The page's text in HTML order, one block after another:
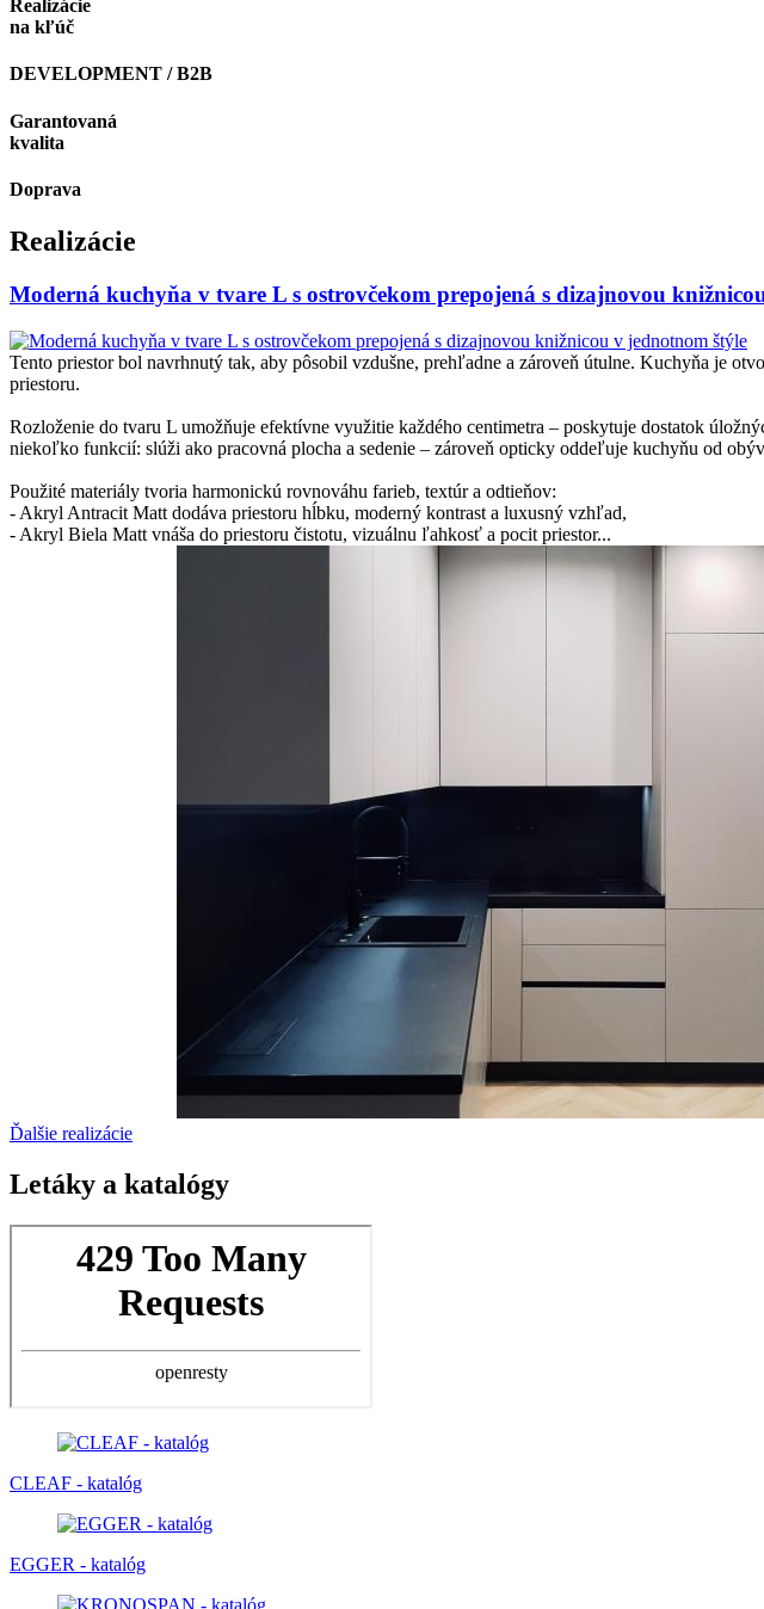
Realizácie
na kľúč
DEVELOPMENT / B2B
Garantovaná
kvalita
Doprava
Realizácie
Moderná kuchyňa v tvare L s ostrovčekom prepojená s dizajnovou
Tento priestor bol navrhnutý tak, aby pôsobil vzdušne, prehľadne a zároveň útulne. Kuchyňa je
priestoru.
Rozloženie do tvaru L umožňuje efektívne využitie každého centimetra – poskytuje dostatok
niekoľko funkcií: slúži ako pracovná plocha a sedenie – zároveň opticky oddeľuje kuchyňu od
Použité materiály tvoria harmonickú rovnováhu farieb, textúr a odtieňov:
- Akryl Antracit Matt dodáva priestoru hĺbku, moderný kontrast a luxusný vzhľad,
- Akryl Biela Matt vnáša do priestoru čistotu, vizuálnu ľahkosť a pocit priestor...
Ďalšie realizácie
Letáky a katalógy
CLEAF - katalóg
EGGER - katalóg